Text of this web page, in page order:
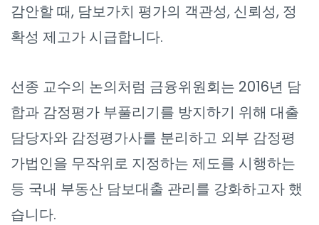
감안할 때, 담보가치 평가의 객관성, 신뢰성, 정
확성 제고가 시급합니다.
선종 교수의 논의처럼 금융위원회는 2016년 담
합과 감정평가 부풀리기를 방지하기 위해 대출
담당자와 감정평가사를 분리하고 외부 감정평
가법인을 무작위로 지정하는 제도를 시행하는
등 국내 부동산 담보대출 관리를 강화하고자 했
습니다.